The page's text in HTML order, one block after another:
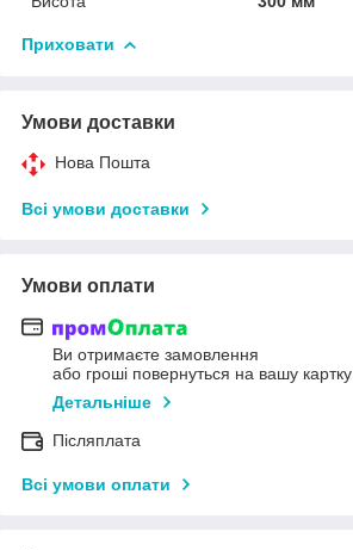
Приховати
Умови доставки
Нова Пошта
Всі умови доставки
Умови оплати
Ви отримаєте замовлення
або гроші повернуться на вашу картку
Детальніше
Післяплата
Всі умови оплати